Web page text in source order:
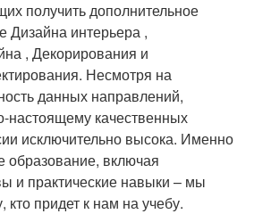
получить дополнительное
Дизайна интерьера ,
, Декорирования и
Несмотря на
данных направлений,
настоящему качественных
исключительно высока. Именно
образование, включая
и практические навыки – мы
кто придет к нам на учебу.